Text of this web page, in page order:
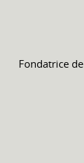
Fondatrice de